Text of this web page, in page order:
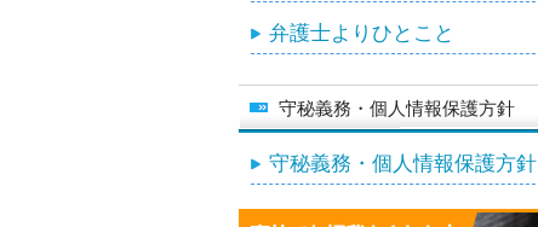
弁護士よりひとこと
守秘義務・個人情報保護方針
守秘義務・個人情報保護方針